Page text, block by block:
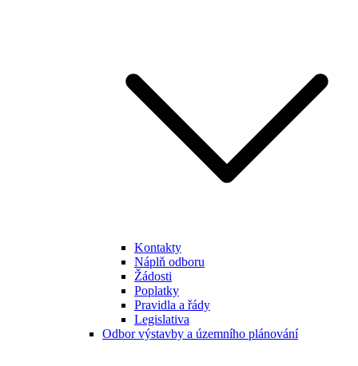
Kontakty
Náplň odboru
Žádosti
Poplatky
Pravidla a řády
Legislativa
Odbor výstavby a územního plánování